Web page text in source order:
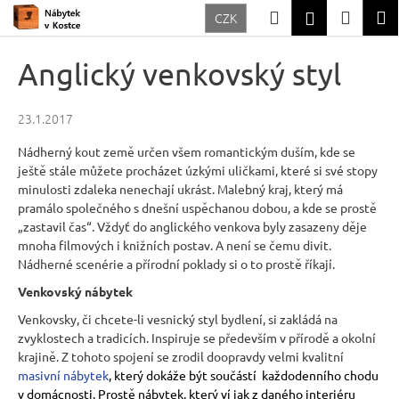
Přejít
CZK HledatPřihlášení
Anglický venkovský styl
23.1.2017
Nádherný kout země určen všem romantickým duším, kde se
ještě stále můžete procházet úzkými uličkami, které si své stopy
minulosti zdaleka nenechají ukrást. Malebný kraj, který má
pramálo společného s dnešní uspěchanou dobou, a kde se prostě
„zastavil čas“. Vždyť do anglického venkova byly zasazeny děje
mnoha filmových i knižních postav. A není se čemu divit.
Nádherné scenérie a přírodní poklady si o to prostě říkají.
Venkovský nábytek
Venkovsky, či chcete-li vesnický styl bydlení, si zakládá na
zvyklostech a tradicích. Inspiruje se především v přírodě a okolní
krajině. Z tohoto spojení se zrodil doopravdy velmi kvalitní
masivní nábytek , který dokáže být součástí každodenního chodu
v domácnosti. Prostě nábytek, který ví jak z daného interiéru
o
o
p
o
t
ř
e
b
u
j
e
t